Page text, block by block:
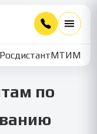
РосдистантМТИММУ
по